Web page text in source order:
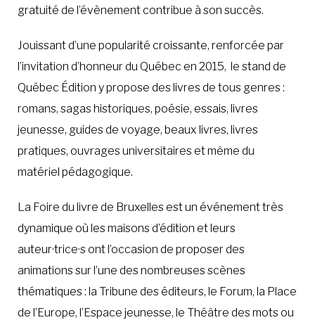
gratuité de l’évènement contribue à son succès.
Jouissant d’une popularité croissante, renforcée par
l’invitation d’honneur du Québec en 2015, le stand de
Québec Édition y propose des livres de tous genres :
romans, sagas historiques, poésie, essais, livres
jeunesse, guides de voyage, beaux livres, livres
pratiques, ouvrages universitaires et même du
matériel pédagogique.
La Foire du livre de Bruxelles est un événement très
dynamique où les maisons d’édition et leurs
auteur·trice·s ont l’occasion de proposer des
animations sur l’une des nombreuses scènes
thématiques : la Tribune des éditeurs, le Forum, la Place
de l’Europe, l’Espace jeunesse, le Théâtre des mots ou